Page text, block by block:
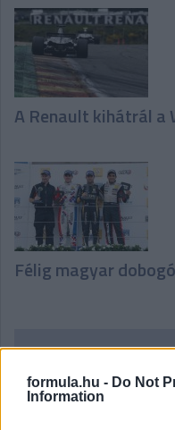
formula.hu - Do Not
Information
A Renault kihátrál a
Félig magyar
legfrissebb